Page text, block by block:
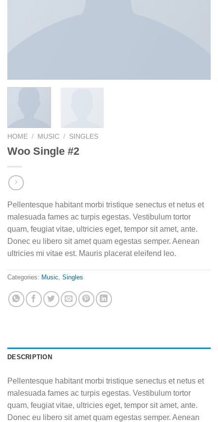
HOME / MUSIC / SINGLES
Woo Single #2
Pellentesque habitant morbi tristique senectus et netus et
malesuada fames ac turpis egestas. Vestibulum tortor
quam, feugiat vitae, ultricies eget, tempor sit amet, ante.
Donec eu libero sit amet quam egestas semper. Aenean
ultricies mi vitae est. Mauris placerat eleifend leo.
Categories: Music Singles
DESCRIPTION
Pellentesque habitant morbi tristique senectus et netus et
malesuada fames ac turpis egestas. Vestibulum tortor
quam, feugiat vitae, ultricies eget, tempor sit amet, ante.
Donec eu libero sit amet quam egestas semper. Aenean